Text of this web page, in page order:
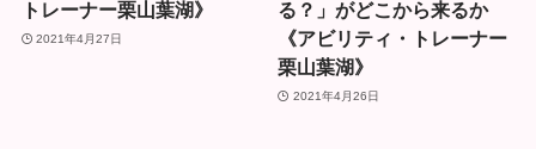
トレーナー栗山葉湖》
2021年4月27日
る？」がどこから来るか
《アビリティ・トレーナー
栗山葉湖》
2021年4月26日